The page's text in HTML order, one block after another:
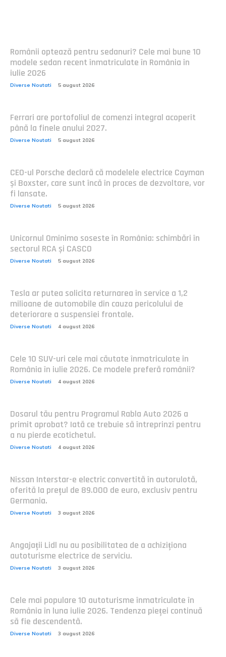
Românii optează pentru sedanuri? Cele mai bune 10
modele sedan recent înmatriculate în România în
iulie 2026
Diverse Noutati 5 august 2026
Ferrari are portofoliul de comenzi integral acoperit
până la finele anului 2027.
Diverse Noutati 5 august 2026
CEO-ul Porsche declară că modelele electrice Cayman
și Boxster, care sunt încă în proces de dezvoltare, vor
fi lansate.
Diverse Noutati 5 august 2026
Unicornul Ominimo soseste în România: schimbări în
sectorul RCA și CASCO
Diverse Noutati 5 august 2026
Tesla ar putea solicita returnarea în service a 1,2
milioane de automobile din cauza pericolului de
deteriorare a suspensiei frontale.
Diverse Noutati 4 august 2026
Cele 10 SUV-uri cele mai căutate înmatriculate în
România în iulie 2026. Ce modele preferă românii?
Diverse Noutati 4 august 2026
Dosarul tău pentru Programul Rabla Auto 2026 a
primit aprobat? Iată ce trebuie să întreprinzi pentru
a nu pierde ecotichetul.
Diverse Noutati 4 august 2026
Nissan Interstar-e electric convertită în autorulotă,
oferită la prețul de 89.000 de euro, exclusiv pentru
Germania.
Diverse Noutati 3 august 2026
Angajații Lidl nu au posibilitatea de a achiziționa
autoturisme electrice de serviciu.
Diverse Noutati 3 august 2026
Cele mai populare 10 autoturisme înmatriculate în
România în luna iulie 2026. Tendenza pieței continuă
să fie descendentă.
Diverse Noutati 3 august 2026